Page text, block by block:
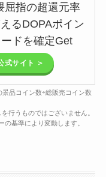
屈指の超還元率
るDOPAポイン
ードを確定Get
式サイト ＞
品コイン数÷総販売コイン数
行うものではございません。
の基準により変動します。